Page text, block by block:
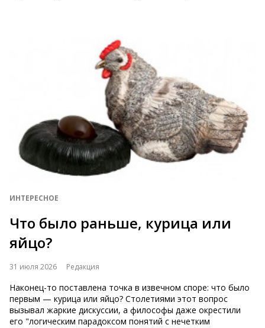
ИНТЕРЕСНОЕ
Что было раньше, курица или
яйцо?
31 июля 2026 Редакция
Наконец-то поставлена точка в извечном споре: что было
первым — курица или яйцо? Столетиями этот вопрос
вызывал жаркие дискуссии, а философы даже окрестили
его "логическим парадоксом понятий с нечетким